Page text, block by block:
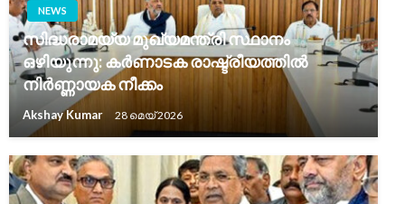
NEWS
സിദ്ധരാമയ്യ മുഖ്യമന്ത്രി സ്ഥാനം
ഒഴിയുന്നു: കർണാടക രാഷ്ട്രീയത്തിൽ
നിർണ്ണായക നീക്കം
Akshay Kumar 28 മെയ്‌ 2026